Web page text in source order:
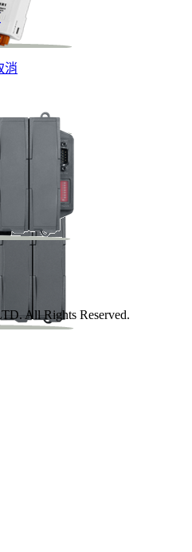
消
All Rights Reserved.